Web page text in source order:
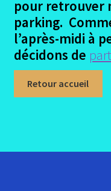
pour retrouver
parking.
l’après-midi à
décidons de
Retour accueil